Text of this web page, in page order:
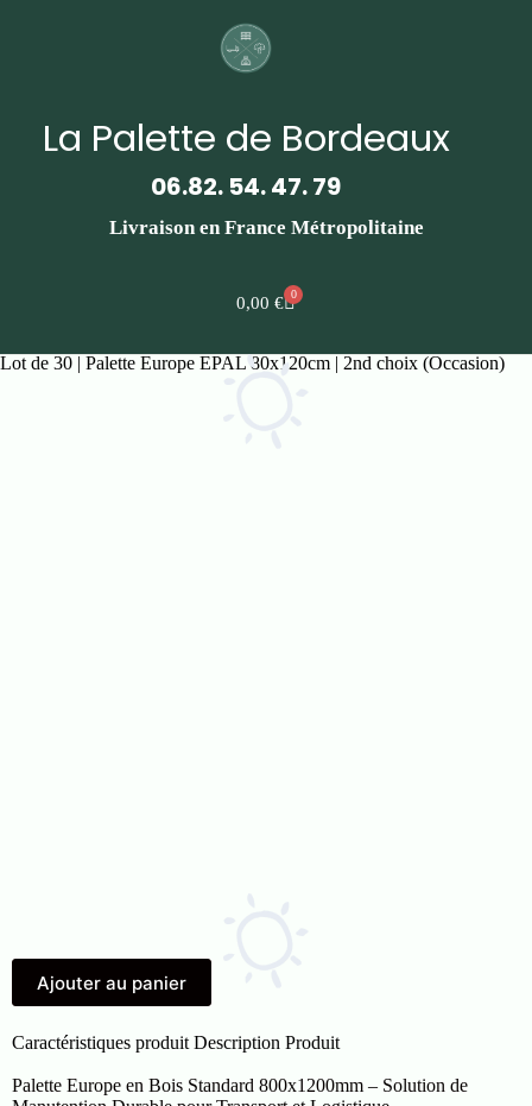
La Palette de Bordeaux
06.82. 54. 47. 79
Livraison en France Métropolitaine
0,00 € 0
Lot de 30 | Palette Europe EPAL 80x120cm | 2nd choix (Occasion)
Ajouter au panier
Caractéristiques produit Description Produit
Palette Europe en Bois Standard 800x1200mm – Solution de